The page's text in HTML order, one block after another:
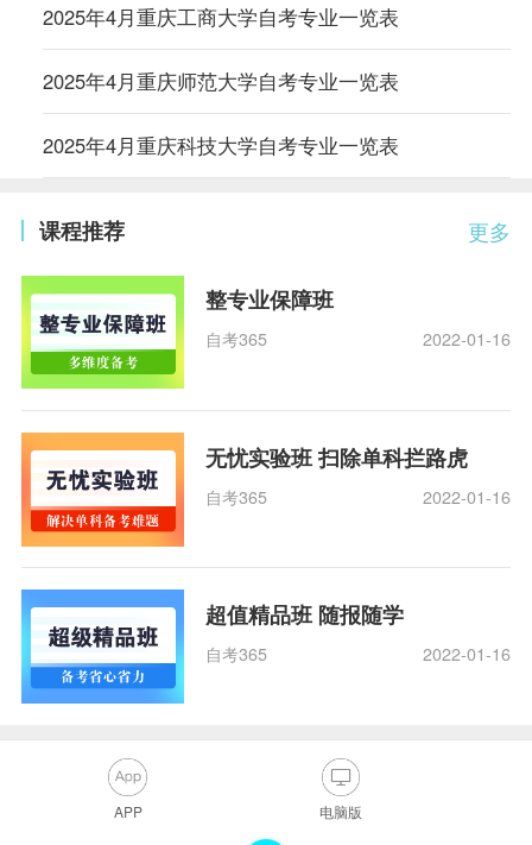
2025年4月重庆工商大学自考专业一览表
2025年4月重庆师范大学自考专业一览表
2025年4月重庆科技大学自考专业一览表
更多
课程推荐
整专业保障班
自考365 2022-01-16
无忧实验班 扫除单科拦路虎
自考365 2022-01-16
超值精品班 随报随学
自考365 2022-01-16
APP 电脑版